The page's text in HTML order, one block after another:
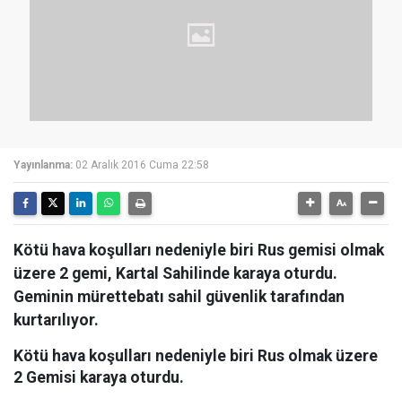
Yayınlanma: 02 Aralık 2016 Cuma 22:58
Kötü hava koşulları nedeniyle biri Rus gemisi olmak
üzere 2 gemi, Kartal Sahilinde karaya oturdu.
Geminin mürettebatı sahil güvenlik tarafından
kurtarılıyor.
Kötü hava koşulları nedeniyle biri Rus olmak üzere
2 Gemisi karaya oturdu.